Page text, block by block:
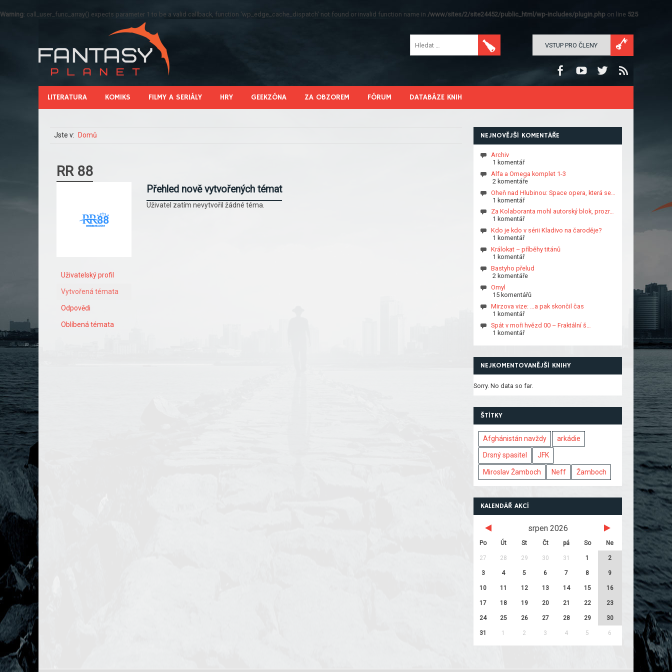
Warning: call_user_func_array() expects parameter 1 to be a valid callback, function 'wp_edge_cache_dispatch' not found or invalid function name in /www/sites/2/site24452/public_html/wp-includes/plugin.php on line 525
VSTUP PRO ČLENY
LITERATURA KOMIKS FILMY A SERIÁLY HRY GEEKZÓNA ZA OBZOREM FÓRUM DATABÁZE KNIH
Jste v: Domů
RR 88
Uživatelský profil
Vytvořená témata
Odpovědi
Oblíbená témata
Přehled nově vytvořených témat
Uživatel zatím nevytvořil žádné téma.
NEJNOVĚJŠÍ KOMENTÁŘE
Archiv
1 komentář
Alfa a Omega komplet 1-3
2 komentáře
Oheň nad Hlubinou: Space opera, která se…
1 komentář
Za Kolaboranta mohl autorský blok, prozr…
1 komentář
Kdo je kdo v sérii Kladivo na čaroděje?
1 komentář
Králokat – příběhy titánů
1 komentář
Bastyho přelud
2 komentáře
Omyl
15 komentářů
Mirzova vize: …a pak skončil čas
1 komentář
Spát v moři hvězd 00 – Fraktální š…
1 komentář
NEJKOMENTOVANĚJŠÍ KNIHY
Sorry. No data so far.
ŠTÍTKY
Afghánistán navždy arkádie
Drsný spasitel JFK
Miroslav Žamboch Neff Žamboch
KALENDÁŘ AKCÍ
srpen 2026
Po Út St Čt pá So Ne
27 28 29 30 31 1 2
3 4 5 6 7 8 9
10 11 12 13 14 15 16
17 18 19 20 21 22 23
24 25 26 27 28 29 30
31 1 2 3 4 5 6